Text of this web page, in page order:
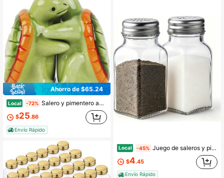
Ahorro de $65.24
Local -72% Salero y pimentero abrazados
$25.86
Envío Rápido
Local -45% Juego de saleros y pimenteros Gulex, salero de 2 piezas de vidrio de alta transparencia
$4.45
Envío Rápido